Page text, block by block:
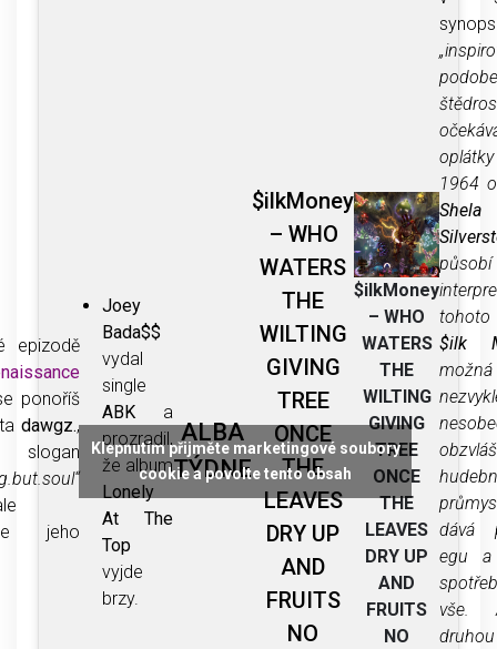
epizodě
ponoříš
dawgz.,
slogan
jeho
Joey
Bada$$
vydal
single
ABK a
prozradil,
že album
Lonely
At The
Top
vyjde
brzy.
ALBA
TÝDNE
$ilkMoney
– WHO
WATERS
THE
WILTING
GIVING
TREE
ONCE
THE
LEAVES
DRY UP
AND
FRUITS
NO
$ilkMoney
– WHO
WATERS
THE
WILTING
GIVING
TREE
ONCE
THE
LEAVES
DRY UP
AND
FRUITS
NO
1964
Shela
působí
$ilk
dává
egu a
vše.
Klepnutím přijměte marketingové soubory
cookie a povolte tento obsah